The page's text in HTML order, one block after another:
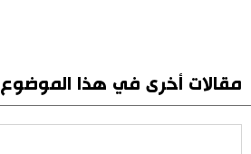
مقالات أخرى في هذا الموضوع